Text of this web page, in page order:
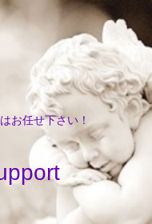
お任せ下さい！